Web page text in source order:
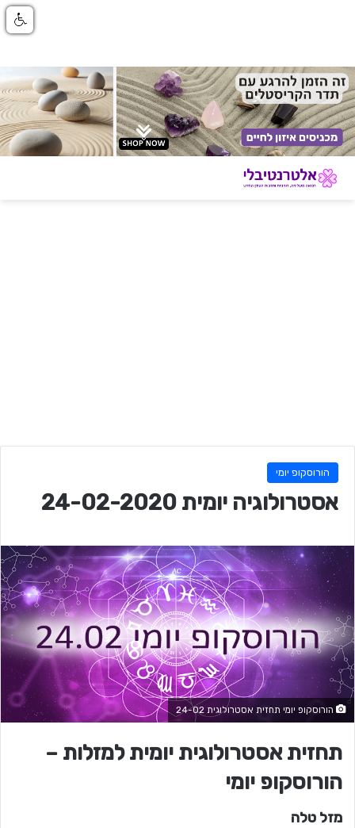
הורוסקופ יומי
אסטרולוגיה יומית 24-02-2020
הורוסקופ יומי תחזית אסטרולוגית 24-02
תחזית אסטרולוגית יומית למזלות –
הורוסקופ יומי
מזל טלה